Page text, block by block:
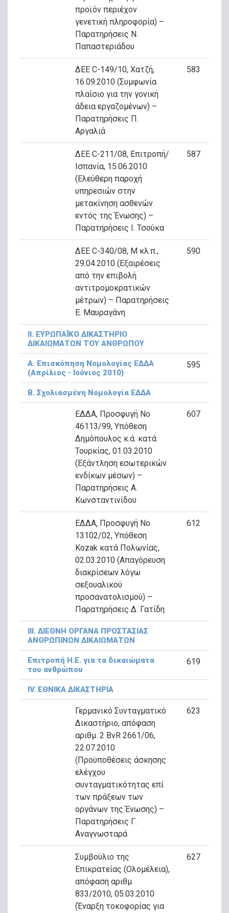
προϊόν περιέχον
γενετική πληροφορία) –
Παρατηρήσεις Ν.
Παπαστεριάδου
ΔΕΕ C-149/10, Χατζή,
16.09.2010 (Συμφωνία
πλαίσιο για την γονική
άδεια εργαζομένων) –
Παρατηρήσεις Π.
Αργαλιά
583
ΔΕΕ C-211/08, Επιτροπή/
Ισπανία, 15.06.2010
(Ελεύθερη παροχή
υπηρεσιών στην
μετακίνηση ασθενών
εντός της Ένωσης) –
Παρατηρήσεις Ι. Τσούκα
587
ΔΕΕ C-340/08, Μ κλ.π.,
29.04.2010 (Εξαιρέσεις
από την επιβολή
αντιτρομοκρατικών
μέτρων) – Παρατηρήσεις
Ε. Μαυραγάνη
590
ΙΙ. ΕΥΡΩΠΑΪΚΟ ΔΙΚΑΣΤΗΡΙΟ
ΔΙΚΑΙΩΜΑΤΩΝ ΤΟΥ ΑΝΘΡΩΠΟΥ
A. Επισκόπηση Νομολογίας ΕΔΔΑ
(Απρίλιος - Ιούνιος 2010)
595
Β. Σχολιασμένη Νομολογία ΕΔΔΑ
ΕΔΔΑ, Προσφυγή Νο
46113/99, Υπόθεση
Δημόπουλος κ.ά. κατά
Τουρκίας, 01.03.2010
(Εξάντληση εσωτερικών
ενδίκων μέσων) –
Παρατηρήσεις A.
Κωνσταντινίδου
607
ΕΔΔΑ, Προσφυγή Νο
13102/02, Υπόθεση
Kozak κατά Πολωνίας,
02.03.2010 (Απαγόρευση
διακρίσεων λόγω
σεξουαλικού
προσανατολισμού) –
Παρατηρήσεις Δ. Γατίδη
612
ΙΙΙ. ΔΙΕΘΝΗ ΟΡΓΑΝΑ ΠΡΟΣΤΑΣΙΑΣ
ΑΝΘΡΩΠΙΝΩΝ ΔΙΚΑΙΩΜΑΤΩΝ
Επιτροπή Η.Ε. για τα δικαιώματα
του ανθρώπου
619
ΙV. ΕΘΝΙΚΑ ΔΙΚΑΣΤΗΡΙΑ
Γερμανικό Συνταγματικό
Δικαστήριο, απόφαση
αριθμ. 2 BvR 2661/06,
22.07.2010
(Προϋποθέσεις άσκησης
ελέγχου
συνταγματικότητας επί
των πράξεων των
οργάνων της Ένωσης) –
Παρατηρήσεις Γ.
Αναγνωσταρά
623
Συμβούλιο της
Επικρατείας (Ολομέλεια),
απόφαση αριθμ.
833/2010, 05.03.2010
(Έναρξη τοκοφορίας για
627